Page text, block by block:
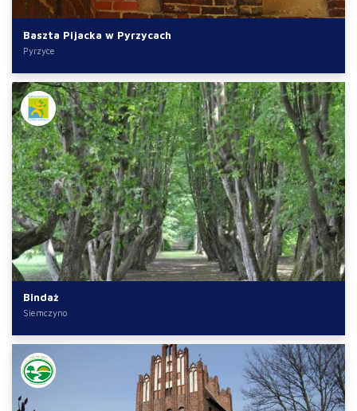
Baszta Pijacka w Pyrzycach
Pyrzyce
Bindaż
Siemczyno